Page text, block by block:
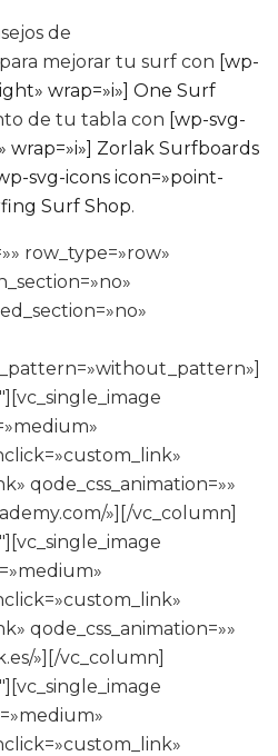
de
para mejorar tu surf con [wp-
wrap=»i»] One Surf
de tu tabla con [wp-svg-
wrap=»i»] Zorlak Surfboards
svg-icons icon=»point-
Surf Shop.
row_type=»row»
qode_css_animation=»»
»][/vc_column]
qode_css_animation=»»
»][/vc_column]